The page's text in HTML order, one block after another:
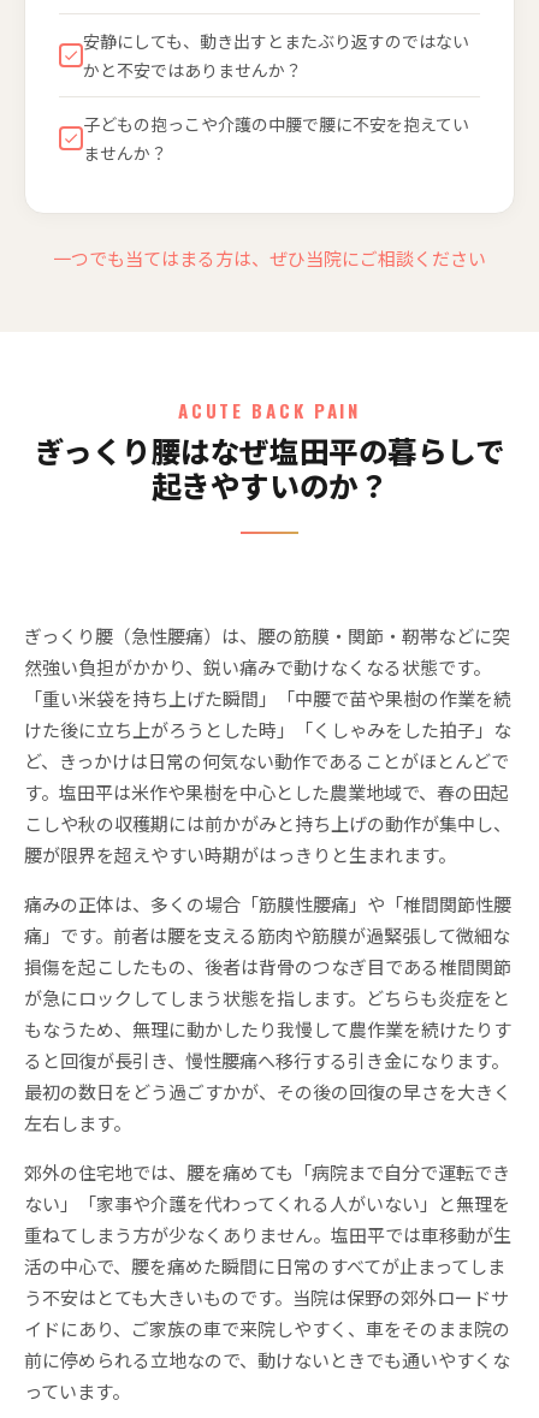
安静にしても、動き出すとまたぶり返すのではない
かと不安ではありませんか？
子どもの抱っこや介護の中腰で腰に不安を抱えてい
ませんか？
一つでも当てはまる方は、ぜひ当院にご相談ください
ACUTE BACK PAIN
ぎっくり腰はなぜ塩田平の暮らしで
起きやすいのか？
ぎっくり腰（急性腰痛）は、腰の筋膜・関節・靭帯などに突
然強い負担がかかり、鋭い痛みで動けなくなる状態です。
「重い米袋を持ち上げた瞬間」「中腰で苗や果樹の作業を続
けた後に立ち上がろうとした時」「くしゃみをした拍子」な
ど、きっかけは日常の何気ない動作であることがほとんどで
す。塩田平は米作や果樹を中心とした農業地域で、春の田起
こしや秋の収穫期には前かがみと持ち上げの動作が集中し、
腰が限界を超えやすい時期がはっきりと生まれます。
痛みの正体は、多くの場合「筋膜性腰痛」や「椎間関節性腰
痛」です。前者は腰を支える筋肉や筋膜が過緊張して微細な
損傷を起こしたもの、後者は背骨のつなぎ目である椎間関節
が急にロックしてしまう状態を指します。どちらも炎症をと
もなうため、無理に動かしたり我慢して農作業を続けたりす
ると回復が長引き、慢性腰痛へ移行する引き金になります。
最初の数日をどう過ごすかが、その後の回復の早さを大きく
左右します。
郊外の住宅地では、腰を痛めても「病院まで自分で運転でき
ない」「家事や介護を代わってくれる人がいない」と無理を
重ねてしまう方が少なくありません。塩田平では車移動が生
活の中心で、腰を痛めた瞬間に日常のすべてが止まってしま
う不安はとても大きいものです。当院は保野の郊外ロードサ
イドにあり、ご家族の車で来院しやすく、車をそのまま院の
前に停められる立地なので、動けないときでも通いやすくな
っています。